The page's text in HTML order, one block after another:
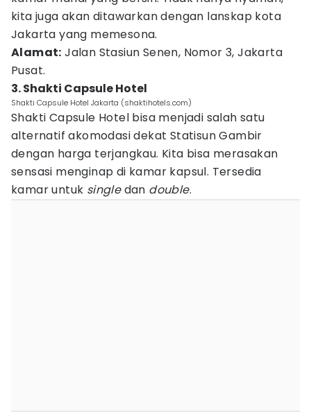
kita juga akan ditawarkan dengan lanskap kota
Jakarta yang memesona.
Alamat: Jalan Stasiun Senen, Nomor 3, Jakarta
Pusat.
3. Shakti Capsule Hotel
Shakti Capsule Hotel Jakarta (shaktihotels.com)
Shakti Capsule Hotel bisa menjadi salah satu
alternatif akomodasi dekat Statisun Gambir
dengan harga terjangkau. Kita bisa merasakan
sensasi menginap di kamar kapsul. Tersedia
kamar untuk singledan double.